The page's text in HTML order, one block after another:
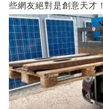
些網友絕對是創意天才！